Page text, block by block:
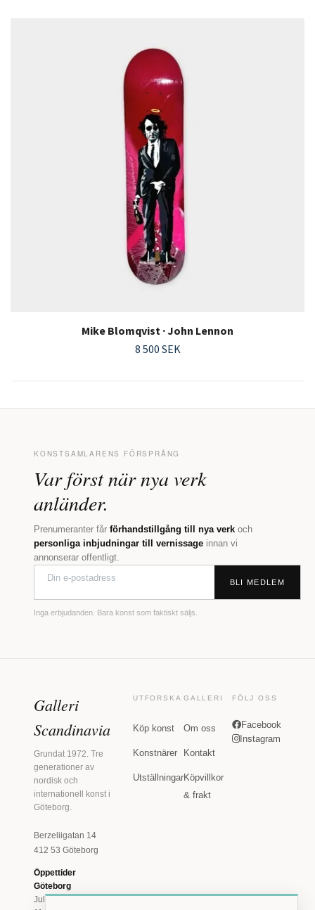
Mike Blomqvist · John Lennon
8 500 SEK
KONSTSAMLARENS FÖRSPRÅNG
Var först när nya verk
anländer.
Prenumeranter får förhandstillgång till nya verk och
personliga inbjudningar till vernissage innan vi
annonserar offentligt.
BLI MEDLEM
Inga erbjudanden. Bara konst som faktiskt säljs.
Galleri
Scandinavia
Grundat 1972. Tre
generationer av
nordisk och
internationell konst i
Göteborg.
Berzeliigatan 14
412 53 Göteborg
Öppettider
Göteborg
Juli: Tis 11-18 · Lör
UTFORSKA
Köp konst
Konstnärer
Utställningar
GALLERI
Om oss
Kontakt
Köpvillkor
& frakt
FÖLJ OSS
Facebook
Instagram